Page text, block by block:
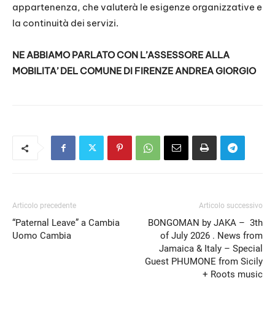
appartenenza, che valuterà le esigenze organizzative e
la continuità dei servizi.
NE ABBIAMO PARLATO CON L’ASSESSORE ALLA
MOBILITA’ DEL COMUNE DI FIRENZE ANDREA GIORGIO
Articolo precedente
“Paternal Leave” a Cambia
Uomo Cambia
Articolo successivo
BONGOMAN by JAKA – 3th
of July 2026 . News from
Jamaica & Italy – Special
Guest PHUMONE from Sicily
+ Roots music